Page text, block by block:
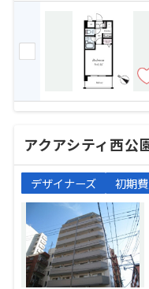
アクアシティ西公
デザイナーズ 初期